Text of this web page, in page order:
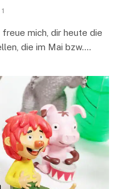
1
mich, dir heute die
die im Mai bzw.…